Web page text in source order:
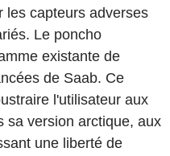
les capteurs adverses
Le poncho
existante de
de Saab. Ce
l'utilisateur aux
sa version arctique, aux
une liberté de